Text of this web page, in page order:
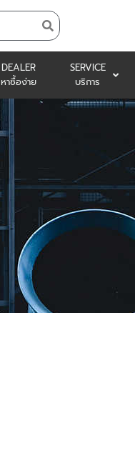
DEALER
หาซื้อง่าย
SERVICE
บริการ